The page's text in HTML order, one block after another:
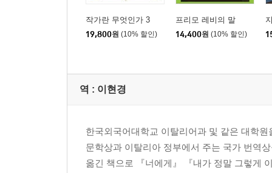
작가란 무엇인가 3
19,800원 (10% 할인)
프리모 레비의 말
14,400원 (10% 할인)
역 : 이현경
한국외국어대학교 이탈리어과 및 같은 대학
문학상과 이탈리아 정부에서 주는 국가 번역
옮긴 책으로 『너에게』 『내가 정말 그렇게